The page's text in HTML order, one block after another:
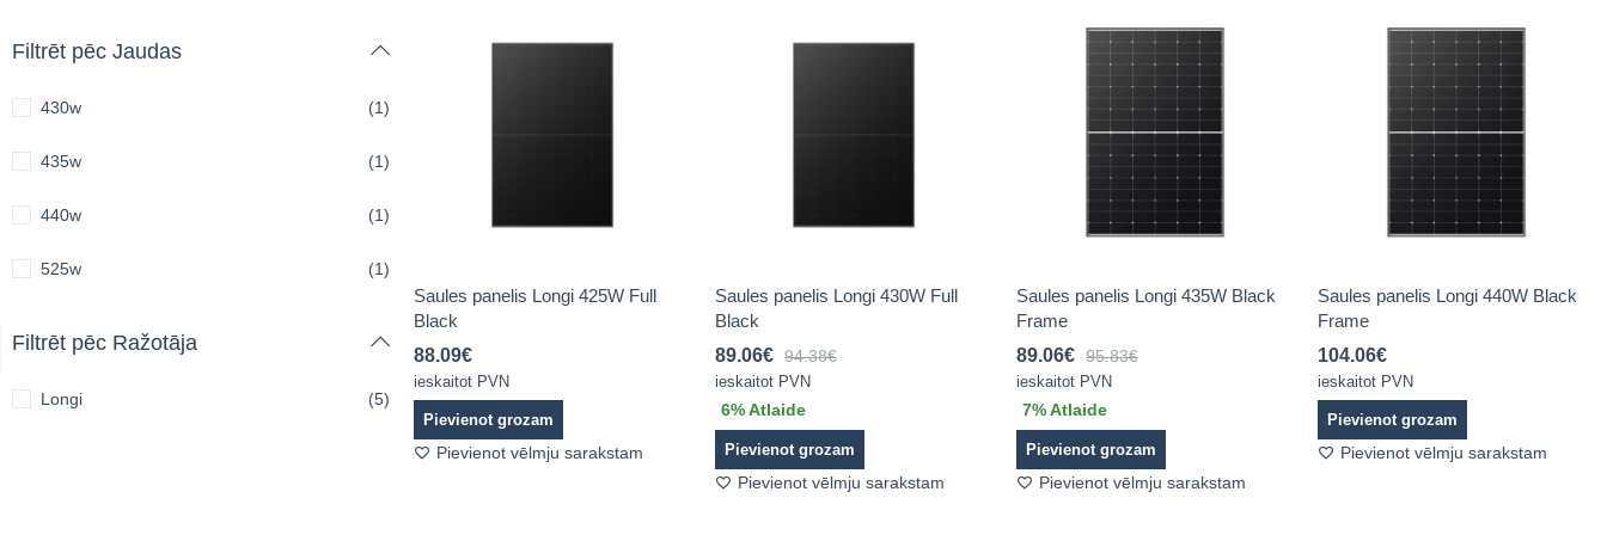
Saules panelis Longi 425W Full
Black
88.09€
ieskaitot PVN
Pievienot grozam
Pievienot vēlmju sarakstam
Saules panelis Longi 430W Full
Black
89.06€ 94.38€
ieskaitot PVN
6% Atlaide
Pievienot grozam
Pievienot vēlmju sarakstam
Saules panelis Longi 435W Black
Frame
89.06€ 95.83€
ieskaitot PVN
7% Atlaide
Pievienot grozam
Pievienot vēlmju sarakstam
Saules panelis Longi 440W Black
Frame
104.06€
ieskaitot PVN
Pievienot grozam
Pievienot vēlmju sarakstam
Filtrēt pēc Jaudas
430w (1)
435w (1)
440w (1)
525w (1)
Filtrēt pēc Ražotāja
Longi (5)